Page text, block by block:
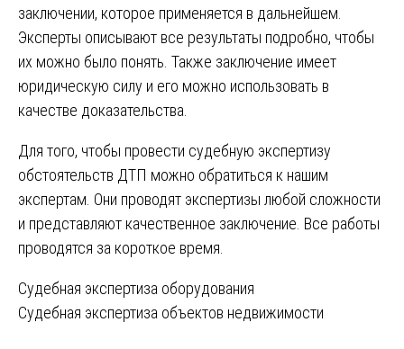
заключении, которое применяется в дальнейшем.
Эксперты описывают все результаты подробно, чтобы
их можно было понять. Также заключение имеет
юридическую силу и его можно использовать в
качестве доказательства.
Для того, чтобы провести судебную экспертизу
обстоятельств ДТП можно обратиться к нашим
экспертам. Они проводят экспертизы любой сложности
и представляют качественное заключение. Все работы
проводятся за короткое время.
Навигация
по
Судебная экспертиза оборудования
Судебная экспертиза объектов недвижимости